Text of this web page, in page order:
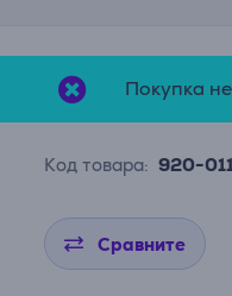
Покупка
Код товара: 920-
Сравните